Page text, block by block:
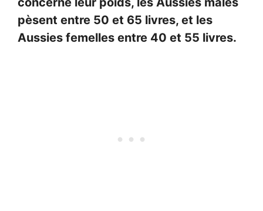
pèsent entre 50 et 65 livres, et les
Aussies femelles entre 40 et 55 livres.